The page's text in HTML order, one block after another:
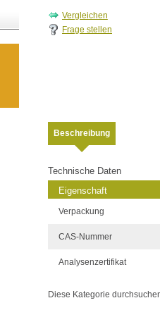
Frage stellen
Beschreibung
Technische Daten
Eigenschaft
Verpackung
CAS-Nummer
Analysenzertifikat
Diese Kategorie